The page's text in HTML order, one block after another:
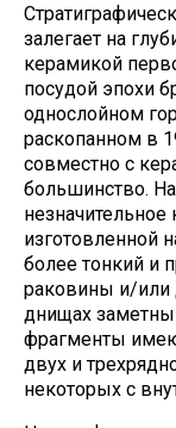
залегает на
керамикой
посудой эпохи
однослойном
раскопанном в
совместно с
большинство.
изготовленной
более тонкий и
раковины и/или
днищах заметны
фрагменты
двух и
некоторых с